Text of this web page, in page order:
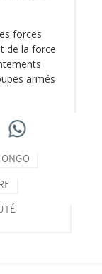
forces
de la force
armés